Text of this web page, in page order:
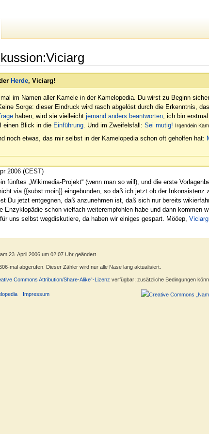
Herde, Viciarg!
im Namen aller Kamele in der Kamelopedia. Du wirst zu Beginn
Sorge: dieser Eindruck wird rasch abgelöst durch die Erkenntnis,
haben, wird sie vielleicht jemand anders beantworten, ich bin
einen Blick in die Einführung. Und im Zweifelsfall: Sei mutig! Irgendein
noch etwas, das mir selbst in der Kamelopedia schon oft geholfen hat:
2006 (CEST)
fünftes „Wikimedia-Projekt“ (wenn man so will), und die erste
via {{subst:moin}} eingebunden, so daß ich jetzt ob der
Du jetzt entgegnen, daß anzunehmen ist, daß sich nur bereits
Enzyklopädie schon vielfach weiterempfohlen habe und dann
uns selbst wegdiskutiere, da haben wir einiges gespart. Mööep,Viciarg
23. April 2006 um 02:07 Uhr geändert.
mal abgerufen. Dieser Zähler wird nur alle Nase lang aktualisiert.
Commons Attribution/Share-Alike“-Lizenz verfügbar; zusätzliche Bedingungen
Impressum